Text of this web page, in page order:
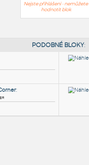
Nejste přihlášeni - nemůžete
hodnotit blok